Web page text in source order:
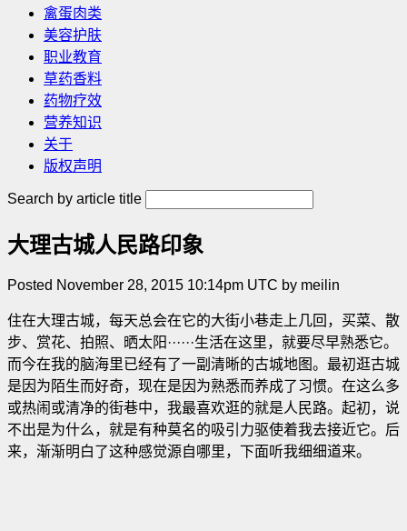
禽蛋肉类
美容护肤
职业教育
草药香料
药物疗效
营养知识
关于
版权声明
Search by article title
大理古城人民路印象
Posted November 28, 2015 10:14pm UTC by meilin
住在大理古城，每天总会在它的大街小巷走上几回，买菜、散
步、赏花、拍照、晒太阳······生活在这里，就要尽早熟悉它。
而今在我的脑海里已经有了一副清晰的古城地图。最初逛古城
是因为陌生而好奇，现在是因为熟悉而养成了习惯。在这么多
或热闹或清净的街巷中，我最喜欢逛的就是人民路。起初，说
不出是为什么，就是有种莫名的吸引力驱使着我去接近它。后
来，渐渐明白了这种感觉源自哪里，下面听我细细道来。